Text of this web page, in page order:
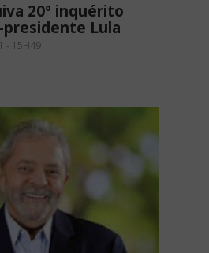
20º inquérito
Lula
- 15H49